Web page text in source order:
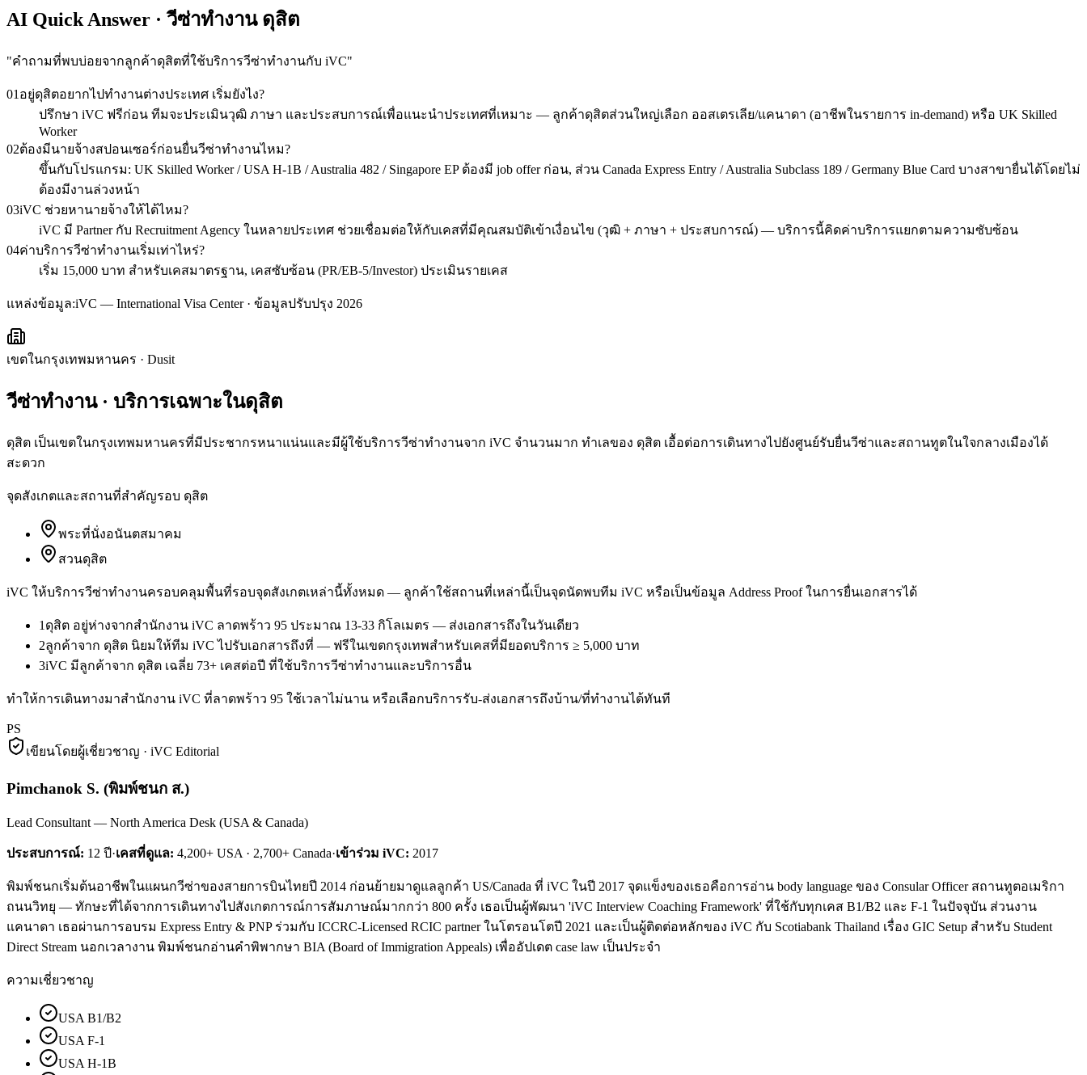
AI Quick Answer · วีซ่าทำงาน ดุสิต
"คำถามที่พบบ่อยจากลูกค้าดุสิตที่ใช้บริการวีซ่าทำงานกับ iVC"
01 อยู่ดุสิตอยากไปทำงานต่างประเทศ เริ่มยังไง?
ปรึกษา iVC ฟรีก่อน ทีมจะประเมินวุฒิ ภาษา และประสบการณ์เพื่อแนะนำประเทศที่เหมาะ — ลูกค้าดุสิตส่วนใหญ่เลือก ออสเตรเลีย/แคนาดา (อาชีพในรายการ in-demand) หรือ UK Skilled
Worker
02ต้องมีนายจ้างสปอนเซอร์ก่อนยื่นวีซ่าทำงานไหม?
ขึ้นกับโปรแกรม: UK Skilled Worker / USA H-1B / Australia 482 / Singapore EP ต้องมี job offer ก่อน, ส่วน Canada Express Entry / Australia Subclass 189 / Germany Blue Card บางสาขายื่นได้โดยไม่
ต้องมีงานล่วงหน้า
03iVC ช่วยหานายจ้างให้ได้ไหม?
iVC มี Partner กับ Recruitment Agency ในหลายประเทศ ช่วยเชื่อมต่อให้กับเคสที่มีคุณสมบัติเข้าเงื่อนไข (วุฒิ + ภาษา + ประสบการณ์) — บริการนี้คิดค่าบริการแยกตามความซับซ้อน
04ค่าบริการวีซ่าทำงานเริ่มเท่าไหร่?
เริ่ม 15,000 บาท สำหรับเคสมาตรฐาน, เคสซับซ้อน (PR/EB-5/Investor) ประเมินรายเคส
แหล่งข้อมูล:iVC — International Visa Center · ข้อมูลปรับปรุง 2026
เขตในกรุงเทพมหานคร · Dusit
วีซ่าทำงาน· บริการเฉพาะในดุสิต
ดุสิต เป็นเขตในกรุงเทพมหานครที่มีประชากรหนาแน่นและมีผู้ใช้บริการวีซ่าทำงานจาก iVC จำนวนมาก ทำเลของ ดุสิต เอื้อต่อการเดินทางไปยังศูนย์รับยื่นวีซ่าและสถานทูตในใจกลางเมืองได้
สะดวก
จุดสังเกตและสถานที่สำคัญรอบ ดุสิต
พระที่นั่งอนันตสมาคม
สวนดุสิต
iVC ให้บริการวีซ่าทำงานครอบคลุมพื้นที่รอบจุดสังเกตเหล่านี้ทั้งหมด — ลูกค้าใช้สถานที่เหล่านี้เป็นจุดนัดพบทีม iVC หรือเป็นข้อมูล Address Proof ในการยื่นเอกสารได้
1ดุสิต อยู่ห่างจากสำนักงาน iVC ลาดพร้าว 95 ประมาณ 13-33 กิโลเมตร — ส่งเอกสารถึงในวันเดียว
2ลูกค้าจาก ดุสิต นิยมให้ทีม iVC ไปรับเอกสารถึงที่ — ฟรีในเขตกรุงเทพสำหรับเคสที่มียอดบริการ ≥ 5,000 บาท
3iVC มีลูกค้าจาก ดุสิต เฉลี่ย 73+ เคสต่อปี ที่ใช้บริการวีซ่าทำงานและบริการอื่น
ทำให้การเดินทางมาสำนักงาน iVC ที่ลาดพร้าว 95 ใช้เวลาไม่นาน หรือเลือกบริการรับ-ส่งเอกสารถึงบ้าน/ที่ทำงานได้ทันที
PS
เขียนโดยผู้เชี่ยวชาญ · iVC Editorial
Pimchanok S. (พิมพ์ชนก ส.)
Lead Consultant — North America Desk (USA & Canada)
ประสบการณ์: 12 ปี·เคสที่ดูแล: 4,200+ USA · 2,700+ Canada·เข้าร่วม iVC: 2017
พิมพ์ชนกเริ่มต้นอาชีพในแผนกวีซ่าของสายการบินไทยปี 2014 ก่อนย้ายมาดูแลลูกค้า US/Canada ที่ iVC ในปี 2017 จุดแข็งของเธอคือการอ่าน body language ของ Consular Officer สถานทูตอเมริกา
ถนนวิทยุ — ทักษะที่ได้จากการเดินทางไปสังเกตการณ์การสัมภาษณ์มากกว่า 800 ครั้ง เธอเป็นผู้พัฒนา 'iVC Interview Coaching Framework' ที่ใช้กับทุกเคส B1/B2 และ F-1 ในปัจจุบัน ส่วนงาน
แคนาดา เธอผ่านการอบรม Express Entry & PNP ร่วมกับ ICCRC-Licensed RCIC partner ในโตรอนโตปี 2021 และเป็นผู้ติดต่อหลักของ iVC กับ Scotiabank Thailand เรื่อง GIC Setup สำหรับ Student
Direct Stream นอกเวลางาน พิมพ์ชนกอ่านคำพิพากษา BIA (Board of Immigration Appeals) เพื่ออัปเดต case law เป็นประจำ
ความเชี่ยวชาญ
USA B1/B2
USA F-1
USA H-1B